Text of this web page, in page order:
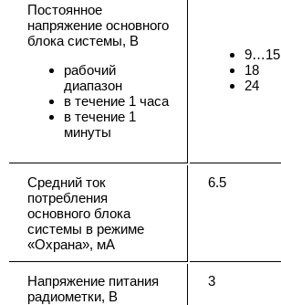
Постоянное
напряжение основного
блока системы, В
рабочий
диапазон
в течение 1 часа
в течение 1
минуты
9…15
18
24
Средний ток
потребления
основного блока
системы в режиме
«Охрана», мА
6.5
Напряжение питания
радиометки, В
3